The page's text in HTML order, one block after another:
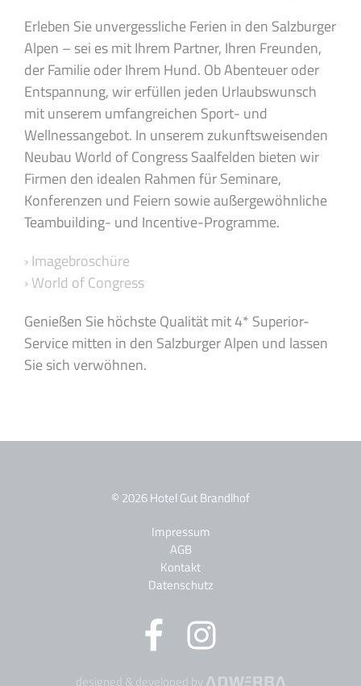
Erleben Sie unvergessliche Ferien in den Salzburger
Alpen – sei es mit Ihrem Partner, Ihren Freunden,
der Familie oder Ihrem Hund. Ob Abenteuer oder
Entspannung, wir erfüllen jeden Urlaubswunsch
mit unserem umfangreichen Sport- und
Wellnessangebot. In unserem zukunftsweisenden
Neubau World of Congress Saalfelden bieten wir
Firmen den idealen Rahmen für Seminare,
Konferenzen und Feiern sowie außergewöhnliche
Teambuilding- und Incentive-Programme.
› Imagebroschüre
› World of Congress
Genießen Sie höchste Qualität mit 4* Superior-
Service mitten in den Salzburger Alpen und lassen
Sie sich verwöhnen.
© 2026 Hotel Gut Brandlhof
Impressum
AGB
Kontakt
Datenschutz
designed & developed by